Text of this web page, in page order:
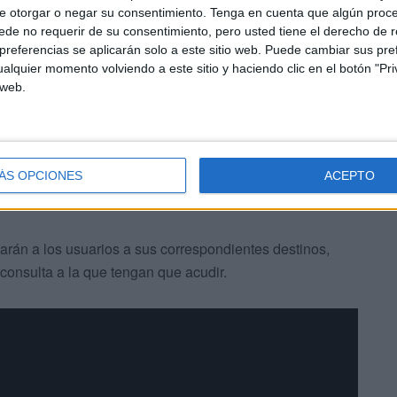
otorgar o negar su consentimiento. Tenga en cuenta que algún
no requerir de su consentimiento, pero usted tiene el derecho de
se aplicarán solo a este sitio web. Puede cambiar sus
momento volviendo a este sitio y haciendo clic en el botón
OPCIONES ACEPTO
plantas. En la tercera: Urgencias y Técnicas, Unidad
Menor y Extracciones; en la segunda: Medicina de
Pediatría, Matrona, Aula de Educación al Parto y
a los usuarios a sus correspondientes destinos,
a la que tengan que acudir.